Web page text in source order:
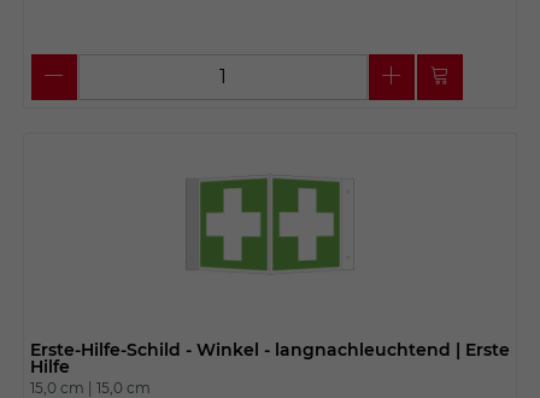
Erste-Hilfe-Schild - Winkel - langnachleuchtend | Erste
Hilfe
15,0 cm | 15,0 cm